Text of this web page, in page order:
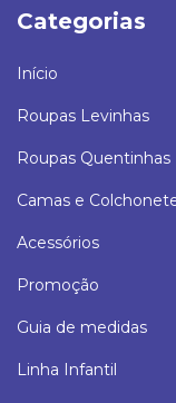
Categorias
Início
Roupas Levinhas
Roupas Quentinhas
Camas e
Acessórios
Promoção
Guia de medidas
Linha Infantil